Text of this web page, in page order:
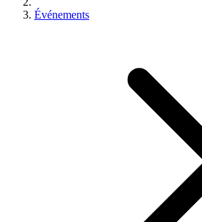
Événements